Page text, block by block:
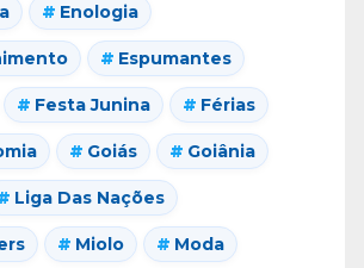
Enologia
Espumantes
Festa Junina Férias
Goiás Goiânia
Liga Das Nações
Miolo Moda